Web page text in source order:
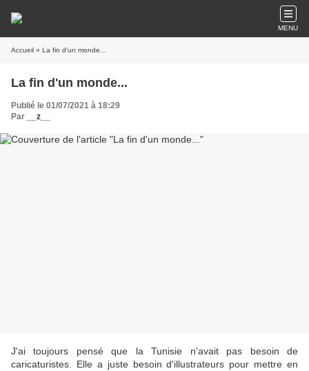
MENU
Accueil » La fin d'un monde...
La fin d'un monde...
Publié le 01/07/2021 à 18:29
Par
__z__
J'ai toujours pensé que la Tunisie n'avait pas besoin de
caricaturistes. Elle a juste besoin d'illustrateurs pour mettre en